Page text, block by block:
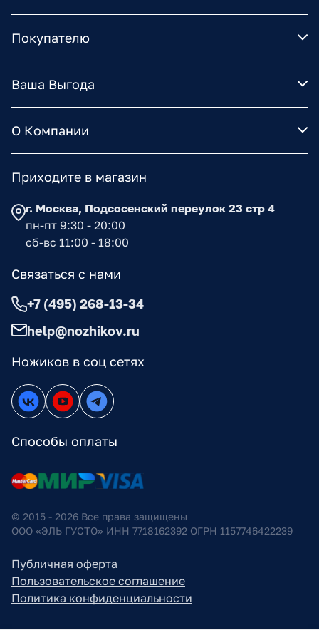
Покупателю
Ваша Выгода
О Компании
Ножиков в соц сетях
Способы оплаты
Приходите в магазин
г. Москва, Подсосенский переулок 23 стр 4
пн-пт 9:30 - 20:00
сб-вс 11:00 - 18:00
Связаться с нами
+7 (495) 268-13-34
help@nozhikov.ru
© 2015 - 2026 Все права защищены
ООО «ЭЛЬ ГУСТО» ИНН 7718162392 ОГРН 1157746422239
Публичная оферта
Пользовательское соглашение
Политика конфиденциальности